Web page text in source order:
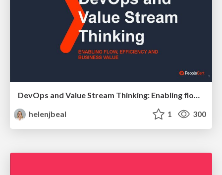
DevOps and Value Stream Thinking: Enabling flow, efficiency and business value
helenjbeal
1 300